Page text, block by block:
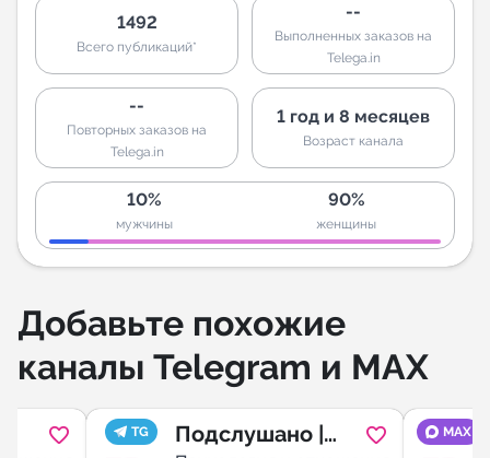
1492
Всего публикаций*
--
Выполненных заказов на
Telega.in
--
Повторных заказов на
Telega.in
1 год и 8 месяцев
Возраст канала
10%
мужчины
90%
женщины
Добавьте похожие
каналы Telegram и MAX
TG
Подслушано |
MAX